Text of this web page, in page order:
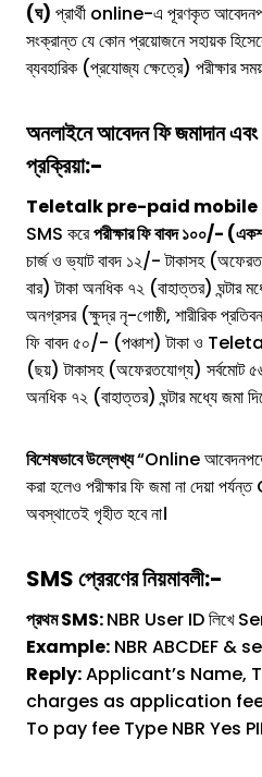
(ঘ) প্রার্থী online-এ পূরণকৃত
সংক্রান্ত যে কোন প্রয়োজনে সহায়ক
ব্যবহারিক (প্রযোজ্য ক্ষেত্রে) পরীক্ষার
অনলাইনে আবেদন ফি জমাদান
প্রক্রিয়া:-
Teletalk pre-paid mobile
SMS করেপরীক্ষার ফি বাবদ ১০০/-
চার্জ ও ভ্যাট বাবদ ১২/- টাকাসহ
বার) টাকা অনধিক ৭২ (বাহাত্তর) ঘন্টার
অনগ্রসর (ক্ষুদ্র নৃ-গোষ্ঠী, শারীরিক
ফি বাবদ ৫০/- (পঞ্চাশ) টাকা ও
(ছয়) টাকাসহ (অফেরতযোগ্য) সর্বমোট
অনধিক ৭২ (বাহাত্তর) ঘন্টার মধ্যে জমা
বিশেষভাবে উল্লেখ্য“Online
করা হলেও পরীক্ষার ফি জমা না দেয়া
অবস্থাতেই গৃহীত হবে না।
SMS প্রেরণের নিয়মাবলী:-
প্রথম SMS:NBR User ID লিখে
Example: NBR ABCDEF &
Reply:Applicant’s Name,
charges as application
To pay fee Type NBR Yes